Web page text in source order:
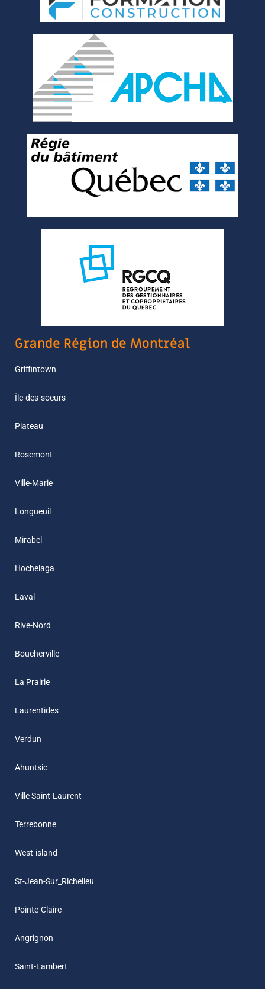
Grande Région de Montréal
Griffintown
Île-des-soeurs
Plateau
Rosemont
Ville-Marie
Longueuil
Mirabel
Hochelaga
Laval
Rive-Nord
Boucherville
La Prairie
Laurentides
Verdun
Ahuntsic
Ville Saint-Laurent
Terrebonne
West-island
St-Jean-Sur_Richelieu
Pointe-Claire
Angrignon
Saint-Lambert